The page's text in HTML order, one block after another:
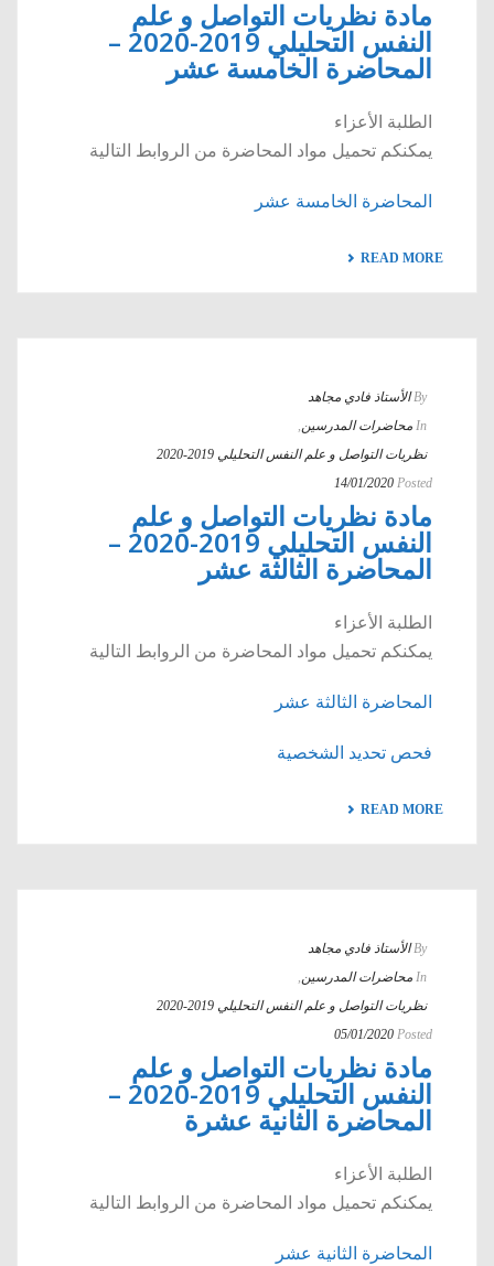
مادة نظريات التواصل و علم
النفس التحليلي 2019-2020 –
المحاضرة الخامسة عشر
الطلبة الأعزاء
يمكنكم تحميل مواد المحاضرة من الروابط التالية
المحاضرة الخامسة عشر
READ MORE
By الأستاذ فادي مجاهد
In محاضرات المدرسين,
نظريات التواصل و علم النفس التحليلي 2019-2020
Posted
14/01/2020
مادة نظريات التواصل و علم
النفس التحليلي 2019-2020 –
المحاضرة الثالثة عشر
الطلبة الأعزاء
يمكنكم تحميل مواد المحاضرة من الروابط التالية
المحاضرة الثالثة عشر
فحص تحديد الشخصية
READ MORE
By الأستاذ فادي مجاهد
In محاضرات المدرسين,
نظريات التواصل و علم النفس التحليلي 2019-2020
Posted
05/01/2020
مادة نظريات التواصل و علم
النفس التحليلي 2019-2020 –
المحاضرة الثانية عشرة
الطلبة الأعزاء
يمكنكم تحميل مواد المحاضرة من الروابط التالية
المحاضرة الثانية عشر